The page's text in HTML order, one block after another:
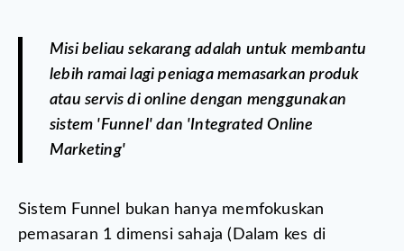
Misi beliau sekarang adalah untuk membantu
lebih ramai lagi peniaga memasarkan produk
atau servis di online dengan menggunakan
sistem 'Funnel' dan 'Integrated Online
Marketing'
Sistem Funnel bukan hanya memfokuskan
pemasaran 1 dimensi sahaja (Dalam kes di